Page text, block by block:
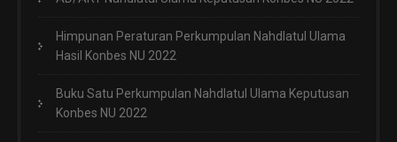
Himpunan Peraturan Perkumpulan Nahdlatul Ulama
Hasil Konbes NU 2022
Buku Satu Perkumpulan Nahdlatul Ulama Keputusan
Konbes NU 2022